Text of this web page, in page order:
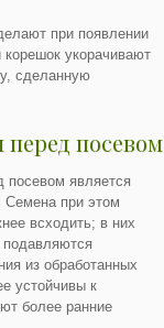
при появлении
укорачивают
сделанную
посевом
посевом является
Семена при этом
всходить; в них
из обработанных
устойчивы к
более ранние